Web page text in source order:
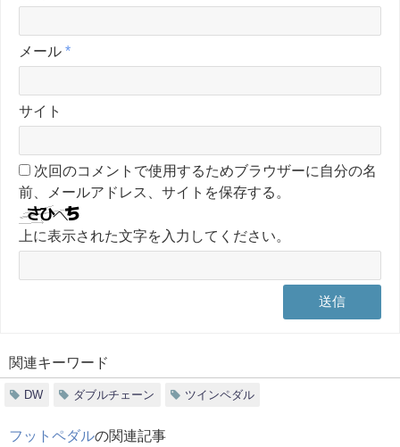
メール *
サイト
次回のコメントで使用するためブラウザーに自分の名
前、メールアドレス、サイトを保存する。
上に表示された文字を入力してください。
関連キーワード
DW ダブルチェーン ツインペダル
フットペダルの関連記事